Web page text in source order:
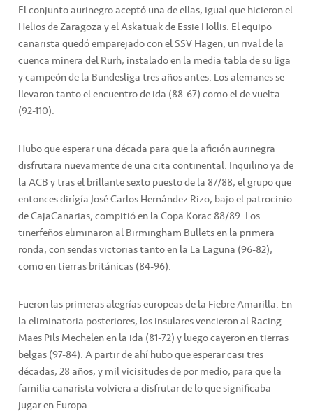
El conjunto aurinegro aceptó una de ellas, igual que hicieron el
Helios de Zaragoza y el Askatuak de Essie Hollis. El equipo
canarista quedó emparejado con el SSV Hagen, un rival de la
cuenca minera del Rurh, instalado en la media tabla de su liga
y campeón de la Bundesliga tres años antes. Los alemanes se
llevaron tanto el encuentro de ida (88-67) como el de vuelta
(92-110).
Hubo que esperar una década para que la afición aurinegra
disfrutara nuevamente de una cita continental. Inquilino ya de
la ACB y tras el brillante sexto puesto de la 87/88, el grupo que
entonces dirígía José Carlos Hernández Rizo, bajo el patrocinio
de CajaCanarias, compitió en la Copa Korac 88/89. Los
tinerfeños eliminaron al Birmingham Bullets en la primera
ronda, con sendas victorias tanto en la La Laguna (96-82),
como en tierras británicas (84-96).
Fueron las primeras alegrías europeas de la Fiebre Amarilla. En
la eliminatoria posteriores, los insulares vencieron al Racing
Maes Pils Mechelen en la ida (81-72) y luego cayeron en tierras
belgas (97-84). A partir de ahí hubo que esperar casi tres
décadas, 28 años, y mil vicisitudes de por medio, para que la
familia canarista volviera a disfrutar de lo que significaba
jugar en Europa.